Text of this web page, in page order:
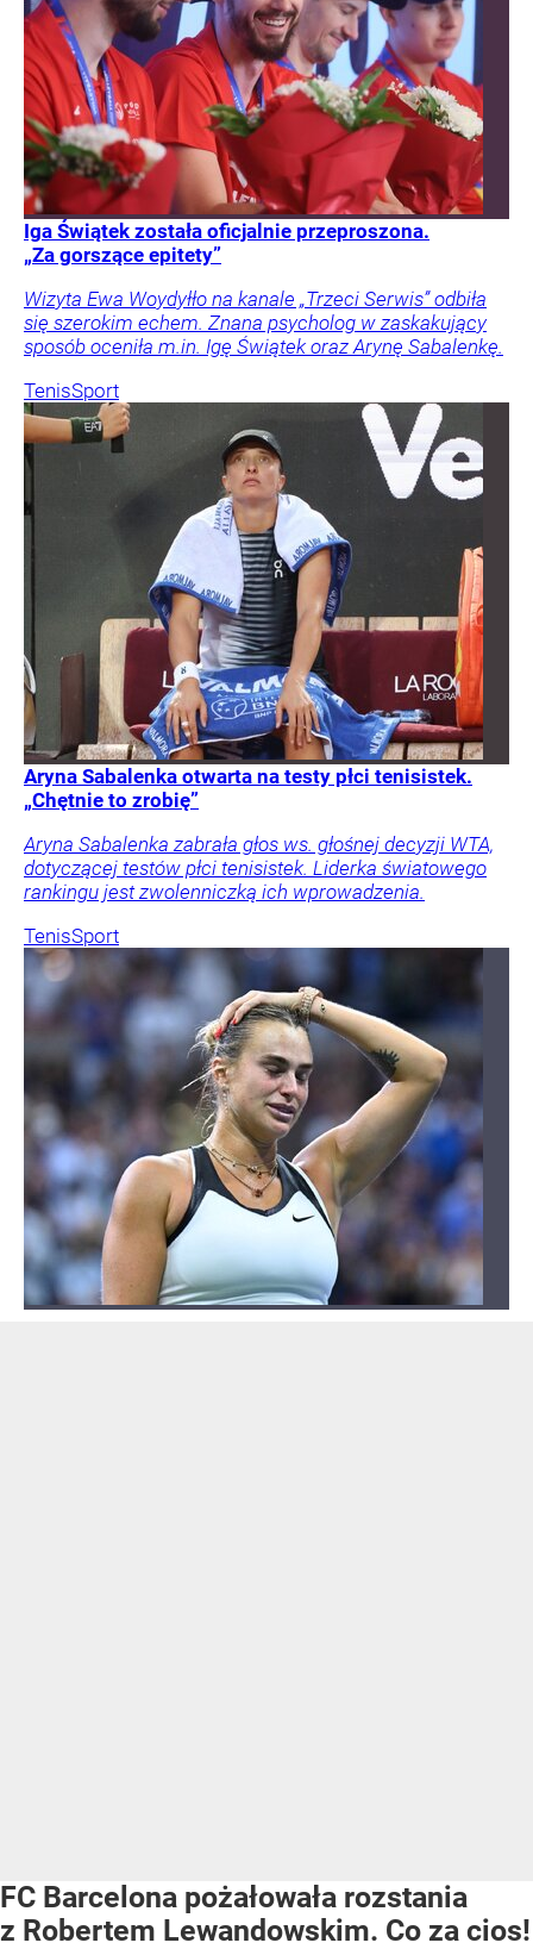
Iga Świątek została oficjalnie przeproszona.
„Za gorszące epitety”
Wizyta Ewa Woydyłło na kanale „Trzeci Serwis” odbiła
się szerokim echem. Znana psycholog w zaskakujący
sposób oceniła m.in. Igę Świątek oraz Arynę Sabalenkę.
TenisSport
Aryna Sabalenka otwarta na testy płci tenisistek.
„Chętnie to zrobię”
Aryna Sabalenka zabrała głos ws. głośnej decyzji WTA,
dotyczącej testów płci tenisistek. Liderka światowego
rankingu jest zwolenniczką ich wprowadzenia.
TenisSport
FC Barcelona pożałowała rozstania
z Robertem Lewandowskim. Co za cios!